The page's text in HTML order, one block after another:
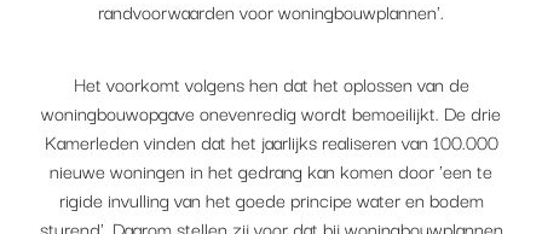
randvoorwaarden voor woningbouwplannen'.
Het voorkomt volgens hen dat het oplossen van de
woningbouwopgave onevenredig wordt bemoeilijkt. De drie
Kamerleden vinden dat het jaarlijks realiseren van 100.000
nieuwe woningen in het gedrang kan komen door 'een te
rigide invulling van het goede principe water en bodem
sturend'. Daarom stellen zij voor dat bij woningbouwplannen